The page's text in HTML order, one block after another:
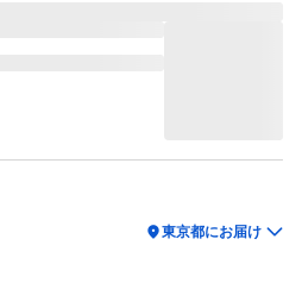
location_on東京都にお届け